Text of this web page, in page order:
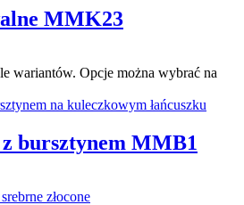
MMK23
wariantów. Opcje można wybrać na
bursztynem MMB1